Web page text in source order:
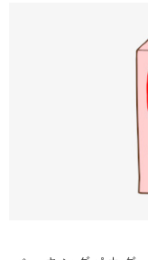
暮らしのマナー
パソコン豆知識